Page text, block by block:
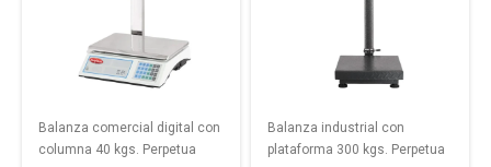
Balanza comercial digital con
columna 40 kgs. Perpetua
Balanza industrial con
plataforma 300 kgs. Perpetua